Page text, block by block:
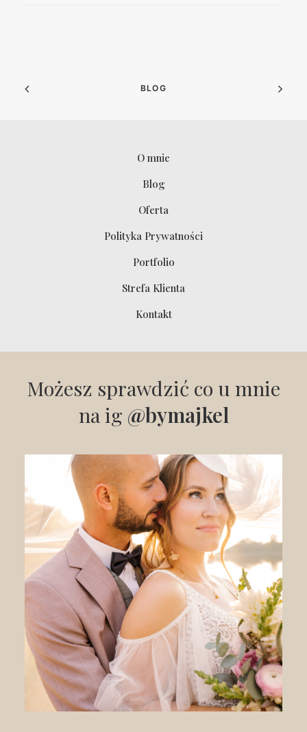
BLOG
O mnie
Blog
Oferta
Polityka Prywatności
Portfolio
Strefa Klienta
Kontakt
Możesz sprawdzić co u mnie
na ig @bymajkel